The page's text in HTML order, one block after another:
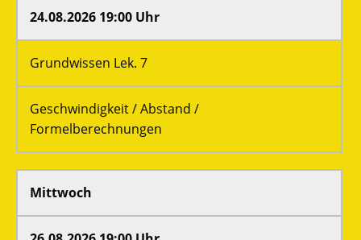
24.08.2026 19:00 Uhr
Grundwissen Lek. 7
Geschwindigkeit / Abstand /
Formelberechnungen
Mittwoch